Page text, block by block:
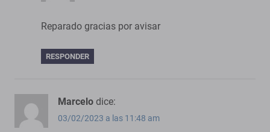
Reparado gracias por avisar
RESPONDER
Marcelo dice:
03/02/2023 a las 11:48 am